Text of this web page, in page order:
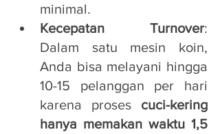
minimal.
Kecepatan Turnover:
Dalam satu mesin koin,
Anda bisa melayani hingga
10-15 pelanggan per hari
karena proses cuci-kering
hanya memakan waktu 1,5